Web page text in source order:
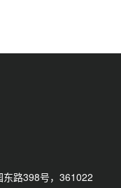
路398号，361022